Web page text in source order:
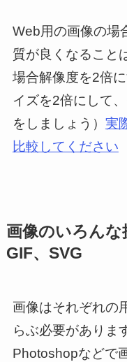
Web用の画像の場
質が良くなること
場合解像度を2倍
イズを2倍にして
をしましょう） 実
比較してください
画像のいろんな
GIF、SVG
画像はそれぞれの
らぶ必要がありま
Photoshopなどで